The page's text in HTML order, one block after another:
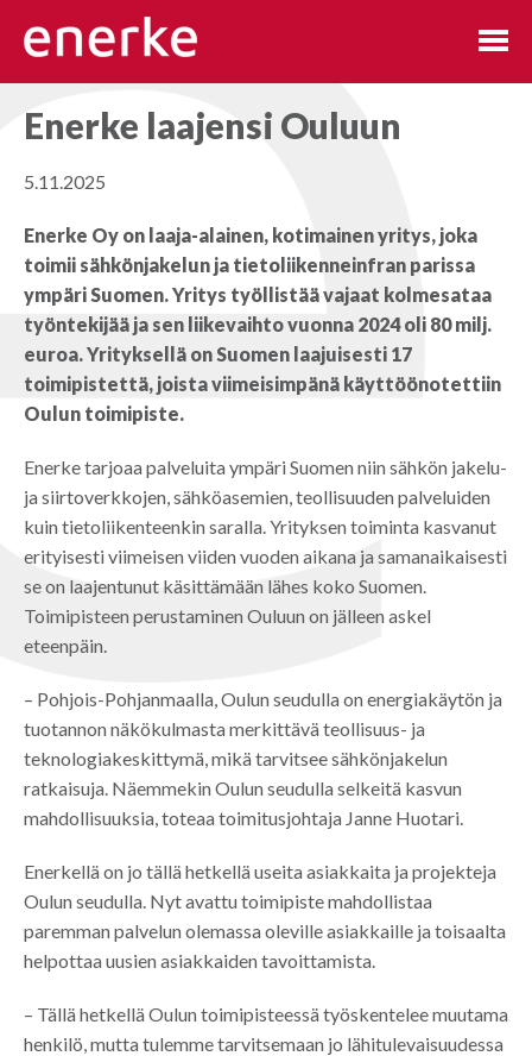
sisältöön
Enerke laajensi Ouluun
5.11.2025
Enerke Oy on laaja-alainen, kotimainen yritys, joka
toimii sähkönjakelun ja tietoliikenneinfran parissa
ympäri Suomen. Yritys työllistää vajaat kolmesataa
työntekijää ja sen liikevaihto vuonna 2024 oli 80 milj.
euroa. Yrityksellä on Suomen laajuisesti 17
toimipistettä, joista viimeisimpänä käyttöönotettiin
Oulun toimipiste.
Enerke tarjoaa palveluita ympäri Suomen niin sähkön jakelu-
ja siirtoverkkojen, sähköasemien, teollisuuden palveluiden
kuin tietoliikenteenkin saralla. Yrityksen toiminta kasvanut
erityisesti viimeisen viiden vuoden aikana ja samanaikaisesti
se on laajentunut käsittämään lähes koko Suomen.
Toimipisteen perustaminen Ouluun on jälleen askel
eteenpäin.
– Pohjois-Pohjanmaalla, Oulun seudulla on energiakäytön ja
tuotannon näkökulmasta merkittävä teollisuus- ja
teknologiakeskittymä, mikä tarvitsee sähkönjakelun
ratkaisuja. Näemmekin Oulun seudulla selkeitä kasvun
mahdollisuuksia, toteaa toimitusjohtaja Janne Huotari.
Enerkellä on jo tällä hetkellä useita asiakkaita ja projekteja
Oulun seudulla. Nyt avattu toimipiste mahdollistaa
paremman palvelun olemassa oleville asiakkaille ja toisaalta
helpottaa uusien asiakkaiden tavoittamista.
– Tällä hetkellä Oulun toimipisteessä työskentelee muutama
henkilö, mutta tulemme tarvitsemaan jo lähitulevaisuudessa